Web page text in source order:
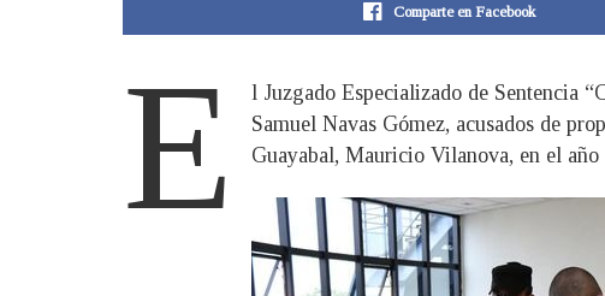
Comparte en Facebook
E
l Juzgado Especializado de Sentencia
Samuel Navas Gómez, acusados de
Guayabal, Mauricio Vilanova, en el año